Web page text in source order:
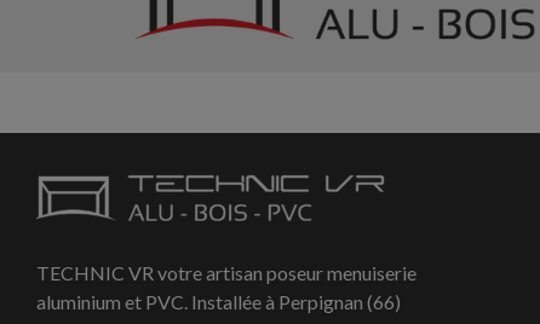
TECHNIC VR votre artisan poseur menuiserie
aluminium et PVC. Installée à Perpignan (66)